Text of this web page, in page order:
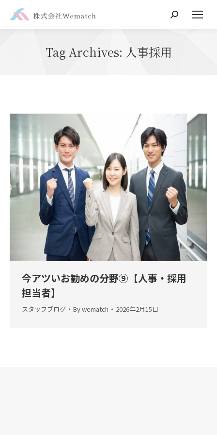
Search:
Tag Archives: 人事採用
今アツいお勧めの分野⑨【人事・採用
担当者】
スタッフブログ Bywematch 2026年2月15日